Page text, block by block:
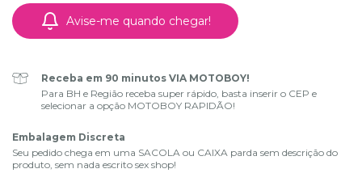
Avise-me quando chegar!
Receba em 90 minutos VIA MOTOBOY!
Para BH e Região receba super rápido, basta inserir o CEP e
selecionar a opção MOTOBOY RAPIDÃO!
Embalagem Discreta
Seu pedido chega em uma SACOLA ou CAIXA parda sem descrição do
produto, sem nada escrito sex shop!